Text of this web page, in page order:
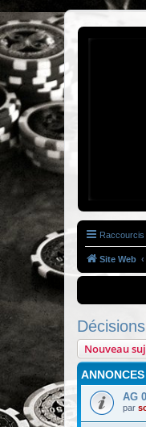
Raccourcis
Site Web
Nouveau
ANNONCES
AG
par